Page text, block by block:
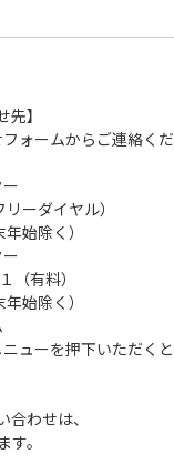
】
ォームからご連絡くだ
ーダイヤル）
始除く）
（有料）
始除く）
ューを押下いただくと
わせは、
。